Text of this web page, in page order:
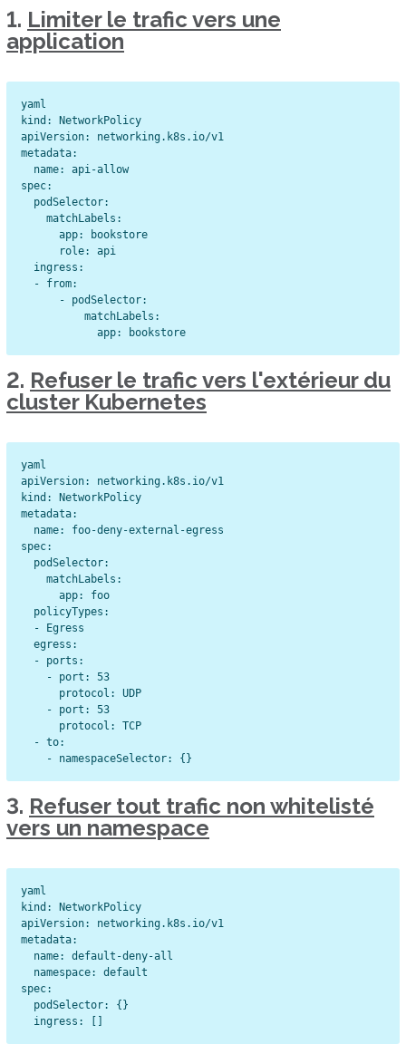
1. Limiter le trafic vers une
application
yaml
kind: NetworkPolicy
apiVersion: networking.k8s.io/v1
metadata:
  name: api-allow
spec:
  podSelector:
    matchLabels:
      app: bookstore
      role: api
  ingress:
  - from:
      - podSelector:
          matchLabels:
2. Refuser le trafic vers l'extérieur du
cluster Kubernetes
yaml
apiVersion: networking.k8s.io/v1
kind: NetworkPolicy
metadata:
  name: foo-deny-external-egress
spec:
  podSelector:
    matchLabels:
      app: foo
  policyTypes:
  - Egress
  egress:
  - ports:
    - port: 53
      protocol: UDP
    - port: 53
      protocol: TCP
  - to:
3. Refuser tout trafic non whitelisté
vers un namespace
yaml
kind: NetworkPolicy
apiVersion: networking.k8s.io/v1
metadata:
  name: default-deny-all
  namespace: default
spec:
  podSelector: {}